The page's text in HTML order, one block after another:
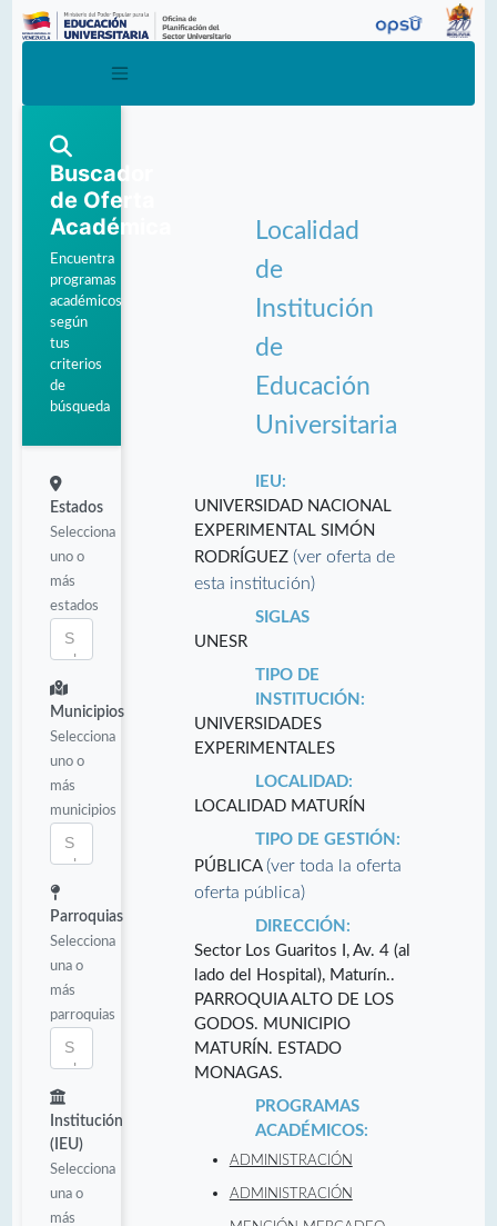
Buscador
de Oferta
Académica
Encuentra
programas
académicos
según
tus
criterios
de
búsqueda
Estados
Selecciona
uno o
más
estados
Municipios
Selecciona
uno o
más
municipios
Parroquias
Selecciona
una o
más
parroquias
Institución
(IEU)
Selecciona
una o
más
Localidad
de
Institución
de
Educación
Universitaria
IEU:
UNIVERSIDAD NACIONAL
EXPERIMENTAL SIMÓN
RODRÍGUEZ (ver oferta de
esta institución)
SIGLAS
UNESR
TIPO DE
INSTITUCIÓN:
UNIVERSIDADES
EXPERIMENTALES
LOCALIDAD:
LOCALIDAD MATURÍN
TIPO DE GESTIÓN:
PÚBLICA (ver toda la oferta
oferta pública)
DIRECCIÓN:
Sector Los Guaritos I, Av. 4 (al
lado del Hospital), Maturín..
PARROQUIA ALTO DE LOS
GODOS. MUNICIPIO
MATURÍN. ESTADO
MONAGAS.
PROGRAMAS
ACADÉMICOS:
ADMINISTRACIÓN
ADMINISTRACIÓN